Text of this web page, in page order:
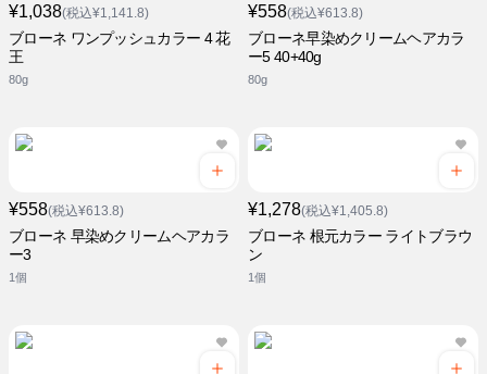
¥1,038(税込¥1,141.8)
ブローネ ワンプッシュカラー 4 花
王
80g
¥558(税込¥613.8)
ブローネ早染めクリームヘアカラ
ー5 40+40g
80g
¥558(税込¥613.8)
ブローネ 早染めクリームヘアカラ
ー3
1個
¥1,278(税込¥1,405.8)
ブローネ 根元カラー ライトブラウ
ン
1個